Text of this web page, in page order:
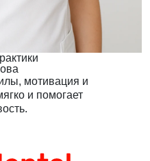
мотивация и
и помогает